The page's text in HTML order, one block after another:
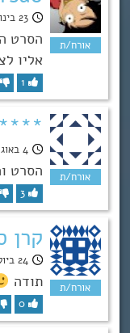
23 בינואר 2018, 18:12
הסרט
אליו
1
4 באוגוסט 2017, 5:37
הסרט
3
קרן
24 ביולי 2017, 15:16
תודה
0